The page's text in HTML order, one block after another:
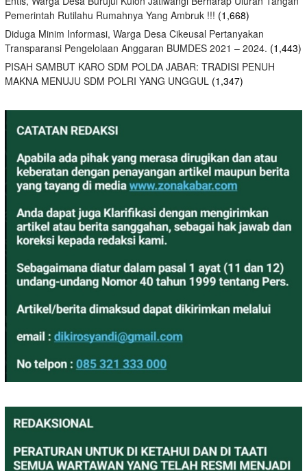
Pemerintah Rutilahu Rumahnya Yang Ambruk !!! (1,668)
Diduga Minim Informasi, Warga Desa Cikeusal Pertanyakan
Transparansi Pengelolaan Anggaran BUMDES 2021 – 2024. (1,443)
PISAH SAMBUT KARO SDM POLDA JABAR: TRADISI PENUH
MAKNA MENUJU SDM POLRI YANG UNGGUL (1,347)